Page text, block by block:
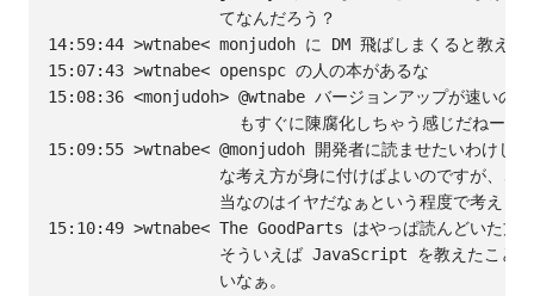
                  てなんだろう？
14:59:44 >wtnabe< monjudoh に DM 飛ばしまくると教えて
15:07:43 >wtnabe< openspc の人の本があるな
15:08:36 <monjudoh> @wtnabe バージョンアップが速いので
                    もすぐに陳腐化しちゃう感じだねー
15:09:55 >wtnabe< @monjudoh 開発者に読ませたいわけじゃ
な考え方が身に付けばよいのですが、さ
当なのはイヤだなぁという程度で考えま
15:10:49 >wtnabe< The GoodParts はやっぱ読んどいた方が
そういえば JavaScript を教えたことっ
                  いなぁ。